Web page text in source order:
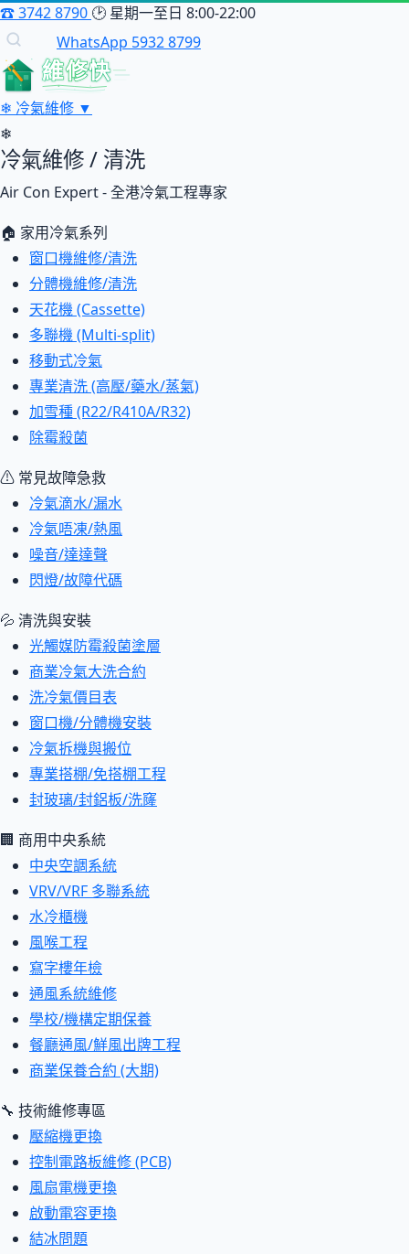
☎3742 8790 🕑 星期一至日 8:00-22:00
WhatsApp 5932 8799
維修快
❄ 冷氣維修 ▼
❄
冷氣維修 / 清洗
Air Con Expert - 全港冷氣工程專家
🏠 家用冷氣系列
窗口機維修/清洗
分體機維修/清洗
天花機 (Cassette)
多聯機 (Multi-split)
移動式冷氣
專業清洗 (高壓/藥水/蒸氣)
加雪種 (R22/R410A/R32)
除霉殺菌
⚠ 常見故障急救
冷氣滴水/漏水
冷氣唔凍/熱風
噪音/達達聲
閃燈/故障代碼
💦 清洗與安裝
光觸媒防霉殺菌塗層
商業冷氣大洗合約
洗冷氣價目表
窗口機/分體機安裝
冷氣拆機與搬位
專業搭棚/免搭棚工程
封玻璃/封鋁板/洗窿
🏢 商用中央系統
中央空調系統
VRV/VRF 多聯系統
水冷櫃機
風喉工程
寫字樓年檢
通風系統維修
學校/機構定期保養
餐廳通風/鮮風出牌工程
商業保養合約 (大期)
🔧 技術維修專區
壓縮機更換
控制電路板維修 (PCB)
風扇電機更換
啟動電容更換
結冰問題